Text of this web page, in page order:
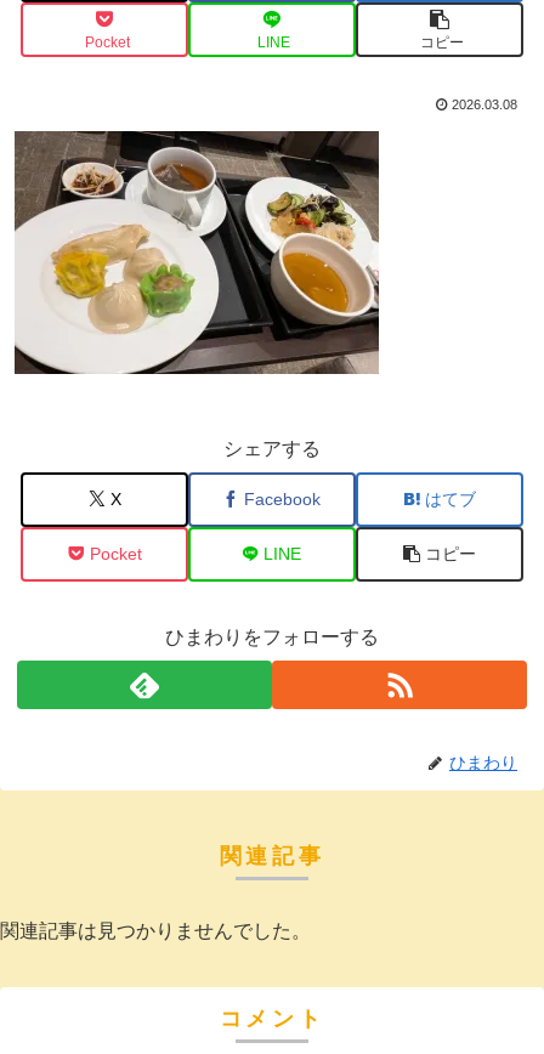
Pocket LINE コピー
2026.03.08
シェアする
X Facebook はてブ
Pocket LINE コピー
ひまわりをフォローする
ひまわり
関連記事
関連記事は見つかりませんでした。
コメント